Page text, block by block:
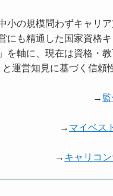
小の規模問わずキャリ
にも精通した国家資格
を軸に、現在は資格・
と運営知見に基づく信頼
→
→ マイベス
→ キャリコ